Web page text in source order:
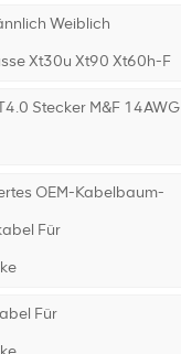
Weiblich
Xt30u Xt90 Xt60h-F
Stecker M&F 14AWG
OEM-Kabelbaum-
Für
Für